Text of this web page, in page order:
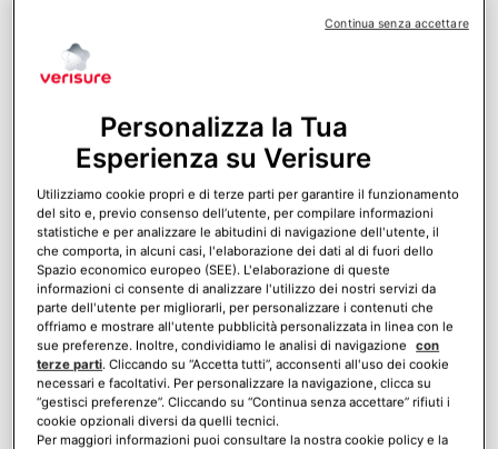
Verisure Roma: curiosità e informazioni sul
quartier generale in Italia
La sede centrale di Verisure è a Roma, nel quartiere EUR:
un edificio elegante, moderno e immerso nel verde dove
si pone tantissima attenzione alla sostenibilità
ambientale e al benessere dei dipendenti.
Personalizza la Tua
Esperienza su Verisure
Utilizziamo cookie propri e di terze parti per garantire il funzionamento
del sito e, previo consenso dell’utente, per compilare informazioni
statistiche e per analizzare le abitudini di navigazione dell'utente, il
che comporta, in alcuni casi, l'elaborazione dei dati al di fuori dello
Spazio economico europeo (SEE). L'elaborazione di queste
informazioni ci consente di analizzare l'utilizzo dei nostri servizi da
parte dell'utente per migliorarli, per personalizzare i contenuti che
offriamo e mostrare all'utente pubblicità personalizzata in linea con le
sue preferenze. Inoltre, condividiamo le analisi di navigazione
con
terze parti. Cliccando su “Accetta tutti”, acconsenti all'uso dei cookie
necessari e facoltativi. Per personalizzare la navigazione, clicca su
“gestisci preferenze”. Cliccando su “Continua senza accettare” rifiuti i
cookie opzionali diversi da quelli tecnici.
Per maggiori informazioni puoi consultare la nostra cookie policy e la
Continua senza accettare